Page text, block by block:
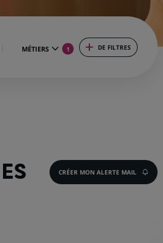
MÉTIERS 1 DE FILTRES
CRÉER MON ALERTE MAIL